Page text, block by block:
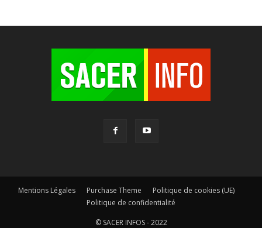
Mentions Légales Purchase Theme
Politique de cookies (UE)
Politique de confidentialité
© SACER INFOS - 2022